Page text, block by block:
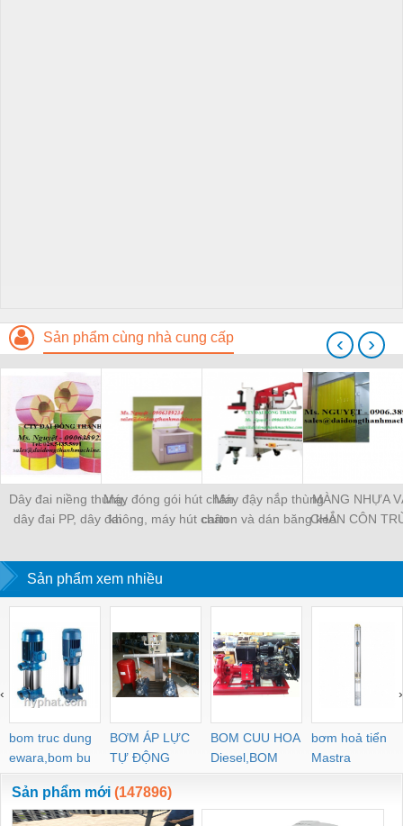
Sản phẩm cùng nhà cung cấp
Dây đai niềng thùng,
dây đai PP, dây đai
Máy đóng gói hút chân
không, máy hút chân
Máy đậy nắp thùng
carton và dán băng keo
MÀNG NHỰA
CHẮN CÔN
KHO LẠNH,
‹ ›
Sản phẩm xem nhiều
bom truc dung
ewara,bom bu
ewara
BƠM ÁP LỰC
TỰ ĐỘNG
BOM CUU HOA
Diesel,BOM
CHUA CHAY
bơm hoả tiển
Mastra
‹ ›
Sản phẩm mới (147896)